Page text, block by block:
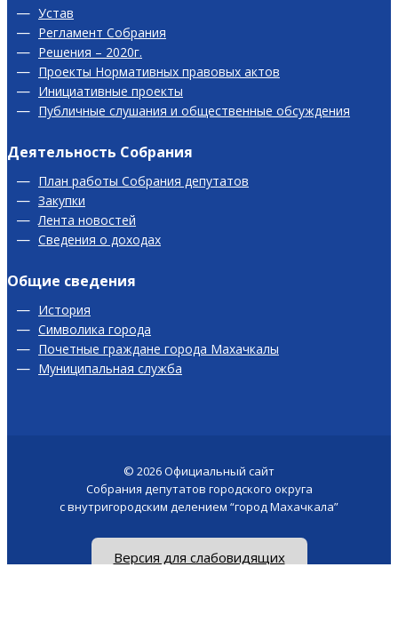
Устав
Регламент Собрания
Решения – 2020г.
Проекты Нормативных правовых актов
Инициативные проекты
Публичные слушания и общественные обсуждения
Деятельность Собрания
План работы Собрания депутатов
Закупки
Лента новостей
Сведения о доходах
Общие сведения
История
Символика города
Почетные граждане города Махачкалы
Муниципальная служба
© 2026Официальный сайт
Собрания депутатов городского округа
с внутригородским делением “город Махачкала”
Версия для слабовидящих